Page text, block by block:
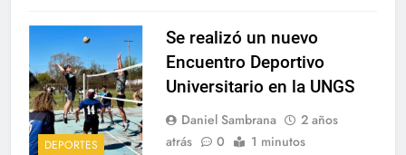
DEPORTES
Se realizó un nuevo
Encuentro Deportivo
Universitario en la UNGS
Daniel Sambrana
2 años
atrás
0 1 minutos